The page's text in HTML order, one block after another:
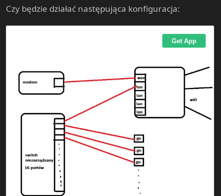
Czy będzie działać następująca konfiguracja: